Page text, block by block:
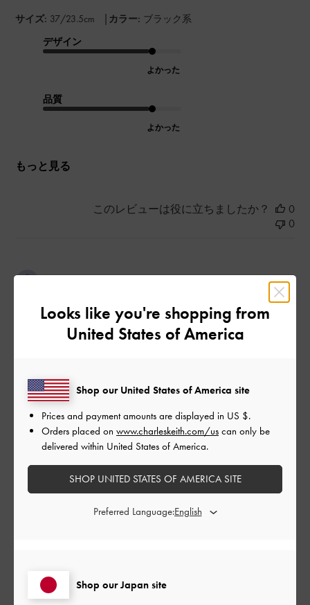
サイズ: 37/23.5cm | カラー: ブラック系
デザイン
よかった
品質
よかった
もっと見る
このレビューは役に立ちましたか？
0
0
履き心地が良い
色違い購入しちゃいました
サイズ: 37/23.5cm カラー:
グレー系
デザイン
とてもよかった
品質
とてもよかった
公
2024-02-19
Looks like you're shopping from
United States of America
Shop our Japan site
Shop our United States of America site
Prices and payment amounts are displayed in US $.
Orders placed on www.charleskeith.com/us can only be
delivered within United States of America.
SHOP UNITED STATES OF AMERICA SITE
Preferred Language: